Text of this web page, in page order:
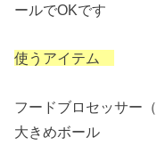
ールでOKです
使うアイテム
フードブロセッサー
大きめボール